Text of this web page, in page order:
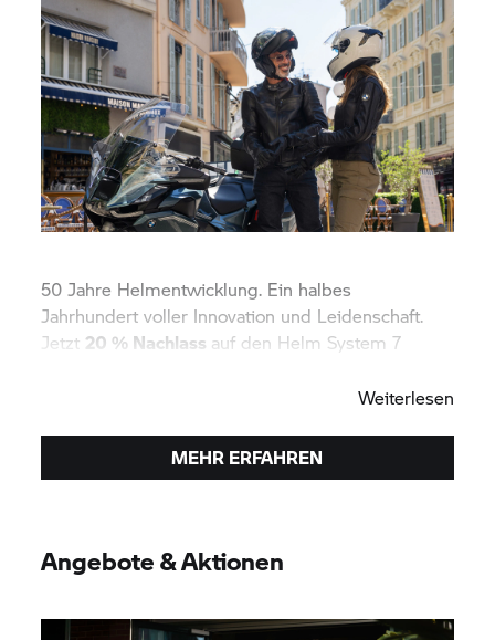
50 Jahre Helmentwicklung. Ein halbes
Jahrhundert voller Innovation und Leidenschaft.
Jetzt 20 % Nachlass auf den Helm System 7
Weiterlesen
MEHR ERFAHREN
Angebote & Aktionen